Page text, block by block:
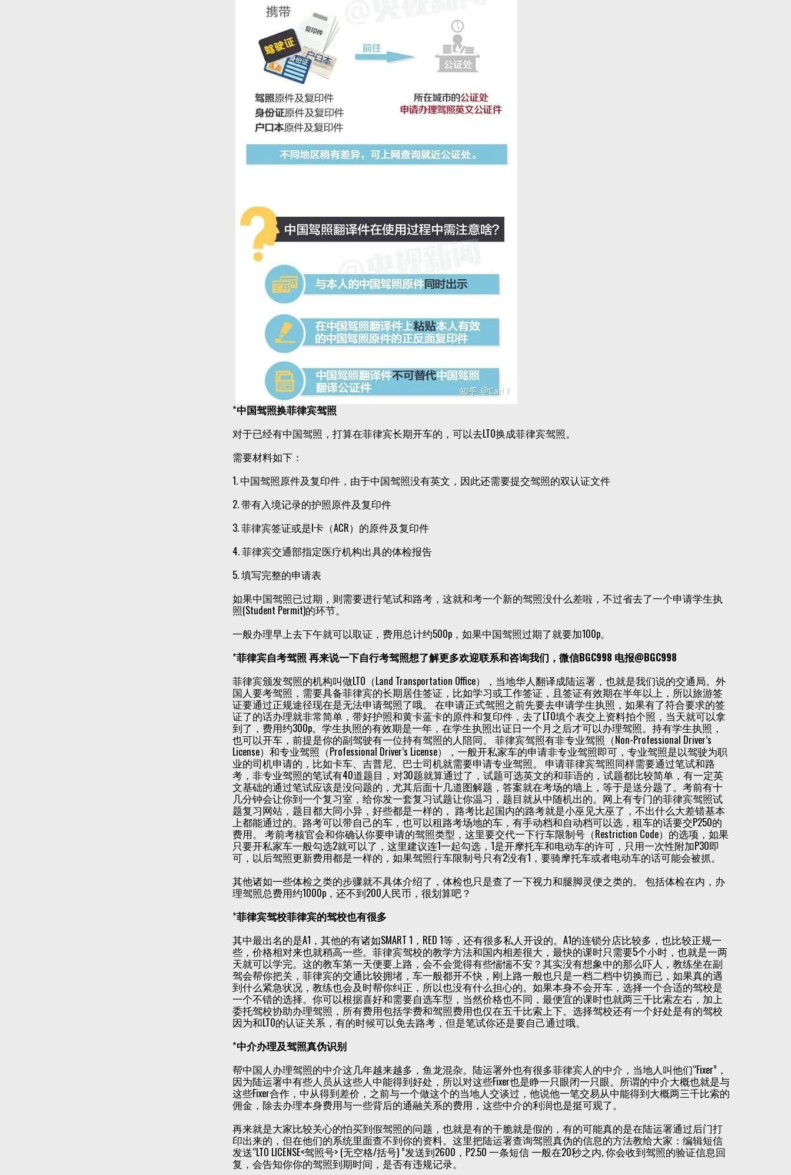
*中国驾照换菲律宾驾照
对于已经有中国驾照，打算在菲律宾长期开车的，可以去LTO换成菲律宾驾照。
需要材料如下：
1. 中国驾照原件及复印件，由于中国驾照没有英文，因此还需要提交驾照的双认证文件
2. 带有入境记录的护照原件及复印件
3. 菲律宾签证或是I卡（ACR）的原件及复印件
4. 菲律宾交通部指定医疗机构出具的体检报告
5. 填写完整的申请表
如果中国驾照已过期，则需要进行笔试和路考，这就和考一个新的驾照没什么差啦，不过省去了一个申请学生执
照(Student Permit)的环节。
一般办理早上去下午就可以取证，费用总计约500p，如果中国驾照过期了就要加100p。
*菲律宾自考驾照 再来说一下自行考驾照想了解更多欢迎联系和咨询我们，微信BGC998 电报@BGC998
菲律宾颁发驾照的机构叫做LTO（Land Transportation Office），当地华人翻译成陆运署，也就是我们说的交通局。外
国人要考驾照，需要具备菲律宾的长期居住签证，比如学习或工作签证，且签证有效期在半年以上，所以旅游签
证要通过正规途径现在是无法申请驾照了哦。 在申请正式驾照之前先要去申请学生执照，如果有了符合要求的签
证了的话办理就非常简单，带好护照和黄卡蓝卡的原件和复印件，去了LTO填个表交上资料拍个照，当天就可以拿
到了，费用约300p。学生执照的有效期是一年，在学生执照出证日一个月之后才可以办理驾照。持有学生执照，
也可以开车，前提是你的副驾驶有一位持有驾照的人陪同。 菲律宾驾照有非专业驾照（Non-Professional Driver’s
License）和专业驾照（Professional Driver’s License），一般开私家车的申请非专业驾照即可，专业驾照是以驾驶为职
业的司机申请的，比如卡车、吉普尼、巴士司机就需要申请专业驾照。 申请菲律宾驾照同样需要通过笔试和路
考，非专业驾照的笔试有40道题目，对30题就算通过了，试题可选英文的和菲语的，试题都比较简单，有一定英
文基础的通过笔试应该是没问题的，尤其后面十几道图解题，答案就在考场的墙上，等于是送分题了。考前有十
几分钟会让你到一个复习室，给你发一套复习试题让你温习，题目就从中随机出的。网上有专门的菲律宾驾照试
题复习网站，题目都大同小异，好些都是一样的， 路考比起国内的路考就是小巫见大巫了，不出什么大差错基本
上都能通过的。路考可以带自己的车，也可以租路考场地的车，有手动档和自动档可以选，租车的话要交P250的
费用。 考前考核官会和你确认你要申请的驾照类型，这里要交代一下行车限制号（Restriction Code）的选项，如果
只要开私家车一般勾选2就可以了，这里建议连1一起勾选，1是开摩托车和电动车的许可，只用一次性附加P30即
可，以后驾照更新费用都是一样的，如果驾照行车限制号只有2没有1，要骑摩托车或者电动车的话可能会被抓。
其他诸如一些体检之类的步骤就不具体介绍了，体检也只是查了一下视力和腿脚灵便之类的。 包括体检在内，办
理驾照总费用约1000p，还不到200人民币，很划算吧？
*菲律宾驾校菲律宾的驾校也有很多
其中最出名的是A1，其他的有诸如SMART 1，RED 1等，还有很多私人开设的。A1的连锁分店比较多，也比较正规一
些，价格相对来也就稍高一些。菲律宾驾校的教学方法和国内相差很大，最快的课时只需要5个小时，也就是一两
天就可以学完。这的教车第一天便要上路，会不会觉得有些惴惴不安？其实没有想象中的那么吓人，教练坐在副
驾会帮你把关，菲律宾的交通比较拥堵，车一般都开不快，刚上路一般也只是一档二档中切换而已，如果真的遇
到什么紧急状况，教练也会及时帮你纠正，所以也没有什么担心的。如果本身不会开车，选择一个合适的驾校是
一个不错的选择。你可以根据喜好和需要自选车型，当然价格也不同，最便宜的课时也就两三千比索左右，加上
委托驾校协助办理驾照，所有费用包括学费和驾照费用也仅在五千比索上下。选择驾校还有一个好处是有的驾校
因为和LTO的认证关系，有的时候可以免去路考，但是笔试你还是要自己通过哦。
*中介办理及驾照真伪识别
帮中国人办理驾照的中介这几年越来越多，鱼龙混杂。陆运署外也有很多菲律宾人的中介，当地人叫他们“Fixer”，
因为陆运署中有些人员从这些人中能得到好处，所以对这些Fixer也是睁一只眼闭一只眼。所谓的中介大概也就是与
这些Fixer合作，中从得到差价，之前与一个做这个的当地人交谈过，他说他一笔交易从中能得到大概两三千比索的
佣金，除去办理本身费用与一些背后的通融关系的费用，这些中介的利润也是挺可观了。
再来就是大家比较关心的怕买到假驾照的问题，也就是有的干脆就是假的，有的可能真的是在陆运署通过后门打
印出来的，但在他们的系统里面查不到你的资料。这里把陆运署查询驾照真伪的信息的方法教给大家：编辑短信
发送“LTO LICENSE<驾照号> (无空格/括号) ”发送到2600，P2.50 一条短信 一般在20秒之内, 你会收到驾照的验证信息回
复，会告知你你的驾照到期时间，是否有违规记录。